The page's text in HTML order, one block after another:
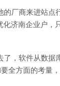
厂商来进站点
济南企业户，
了，软件从数据
全方面的考量